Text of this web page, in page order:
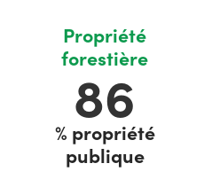
Propriété
forestière
100
% propriété
publique